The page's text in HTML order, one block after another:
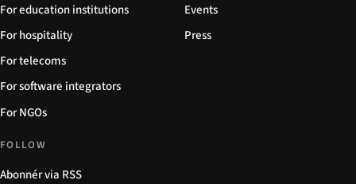
For education institutions
For hospitality
For telecoms
For software integrators
For NGOs
Events
Press
FOLLOW
Abonnér via RSS